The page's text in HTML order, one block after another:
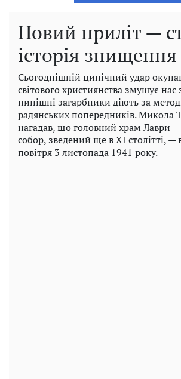
Новий приліт —
історія знищення
Сьогоднішній цинічний удар
світового християнства змушує
нинішні загарбники діють за
радянських попередників. Микола
нагадав, що головний храм Лаври
собор, зведений ще в XI столітті, —
повітря 3 листопада 1941 року.